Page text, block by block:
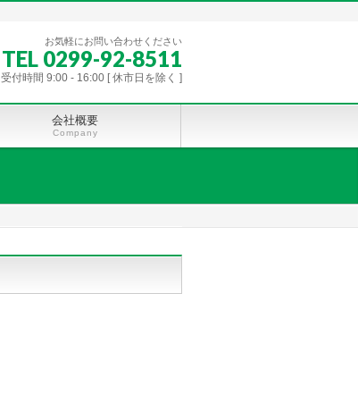
お気軽にお問い合わせください
TEL 0299-92-8511
受付時間 9:00 - 16:00 [ 休市日を除く ]
会社概要
Company